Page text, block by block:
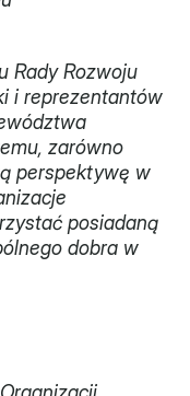
Rady Rozwoju
i reprezentantów
zarówno
perspektywę w
posiadaną
dobra w